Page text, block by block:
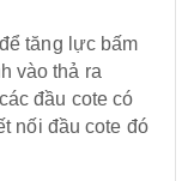
tăng lực bấm
vào thả ra
đầu cote có
nối đầu cote đó